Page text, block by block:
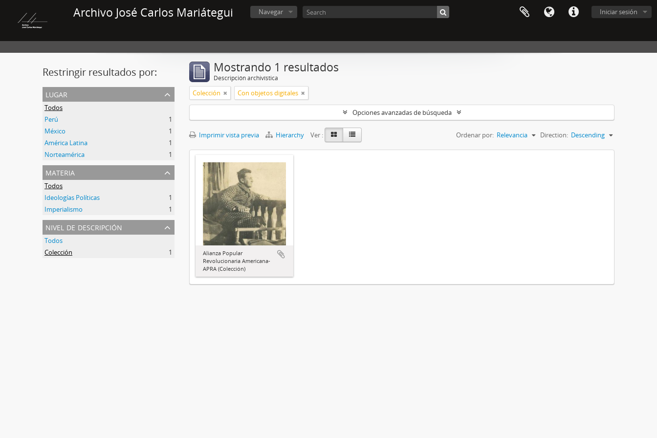
Archivo José Carlos Mariátegui Iniciar sesión
Navegar
Restringir resultados por:
lugar
Todos
Perú
1
México
1
América Latina
1
Norteamérica
1
materia
Todos
Ideologías Políticas
1
Imperialismo
1
nivel de descripción
Todos
Colección
1
Mostrando 1 resultados
Descripción archivística
Colección Con objetos digitales
Opciones avanzadas de búsqueda
Imprimir vista previa Hierarchy Ver : Ordenar por: Relevancia Direction: Descending
Alianza Popular
Revolucionaria Americana-
APRA (Colección)